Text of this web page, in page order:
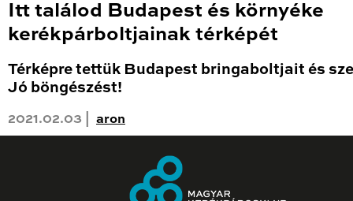
Itt találod Budapest és környéke
kerékpárboltjainak térképét
Térképre tettük Budapest bringaboltjait és
Jó böngészést!
2021.02.03 | aron